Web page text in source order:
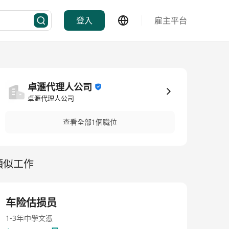
登入 雇主平台
卓滙代理人公司
卓滙代理人公司
查看全部1個職位
似工作
车险估损员
1-3年中學文憑